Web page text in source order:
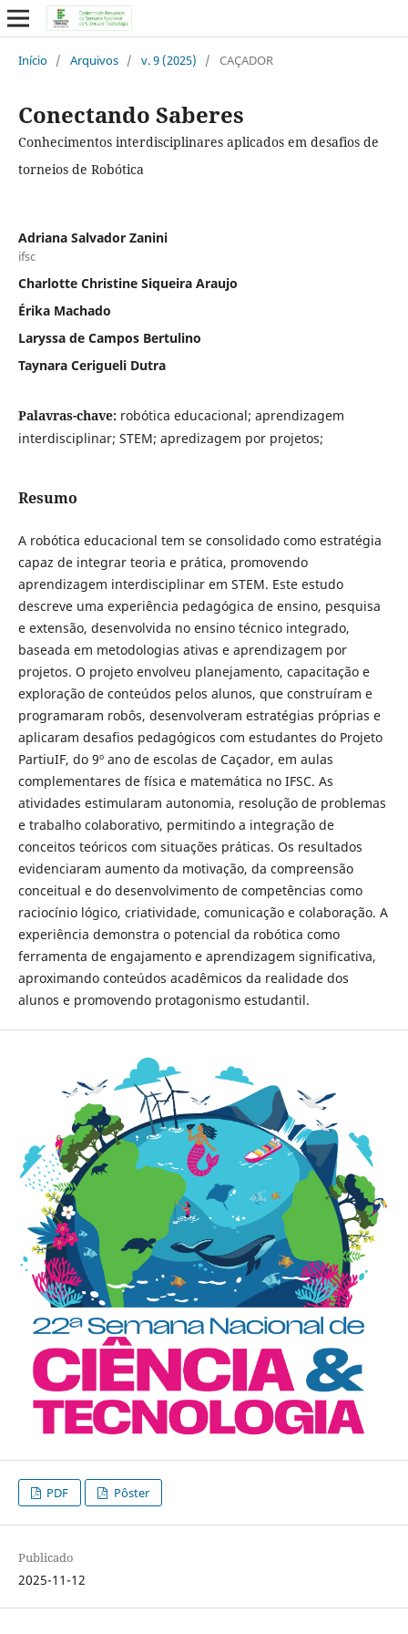
Início / Arquivos / v. 9 (2025) / CAÇADOR
Conectando Saberes
Conhecimentos interdisciplinares aplicados em desafios de
torneios de Robótica
Adriana Salvador Zanini
ifsc
Charlotte Christine Siqueira Araujo
Érika Machado
Laryssa de Campos Bertulino
Taynara Cerigueli Dutra
Palavras-chave: robótica educacional; aprendizagem
interdisciplinar; STEM; apredizagem por projetos;
Resumo
A robótica educacional tem se consolidado como estratégia
capaz de integrar teoria e prática, promovendo
aprendizagem interdisciplinar em STEM. Este estudo
descreve uma experiência pedagógica de ensino, pesquisa
e extensão, desenvolvida no ensino técnico integrado,
baseada em metodologias ativas e aprendizagem por
projetos. O projeto envolveu planejamento, capacitação e
exploração de conteúdos pelos alunos, que construíram e
programaram robôs, desenvolveram estratégias próprias e
aplicaram desafios pedagógicos com estudantes do Projeto
PartiuIF, do 9º ano de escolas de Caçador, em aulas
complementares de física e matemática no IFSC. As
atividades estimularam autonomia, resolução de problemas
e trabalho colaborativo, permitindo a integração de
conceitos teóricos com situações práticas. Os resultados
evidenciaram aumento da motivação, da compreensão
conceitual e do desenvolvimento de competências como
raciocínio lógico, criatividade, comunicação e colaboração. A
experiência demonstra o potencial da robótica como
ferramenta de engajamento e aprendizagem significativa,
aproximando conteúdos acadêmicos da realidade dos
alunos e promovendo protagonismo estudantil.
PDF Pôster
Publicado
2025-11-12